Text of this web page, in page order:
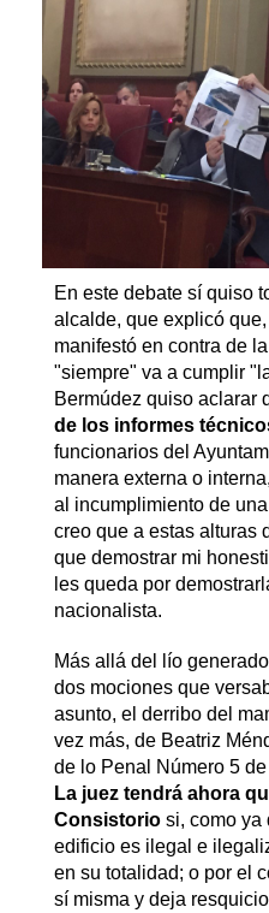
En este debate sí quiso
alcalde, que explicó
manifestó en contra de
"siempre" va a cumplir
Bermúdez quiso aclarar
de los informes
funcionarios del
manera externa o
al incumplimiento de
creo que a estas alturas
que demostrar mi
les queda por
nacionalista.
Más allá del lío
dos mociones que
asunto, el derribo del
vez más, de Beatriz
de lo Penal Número 5
La juez tendrá ahora
Consistoriosi, como ya
edificio es ilegal e
en su totalidad; o por el
sí misma y deja